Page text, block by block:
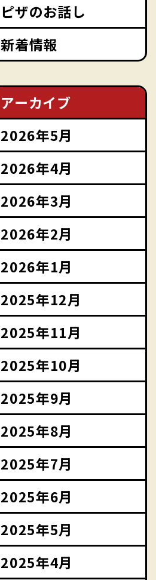
ピザのお話し
新着情報
アーカイブ
2026年5月
2026年4月
2026年3月
2026年2月
2026年1月
2025年12月
2025年11月
2025年10月
2025年9月
2025年8月
2025年7月
2025年6月
2025年5月
2025年4月